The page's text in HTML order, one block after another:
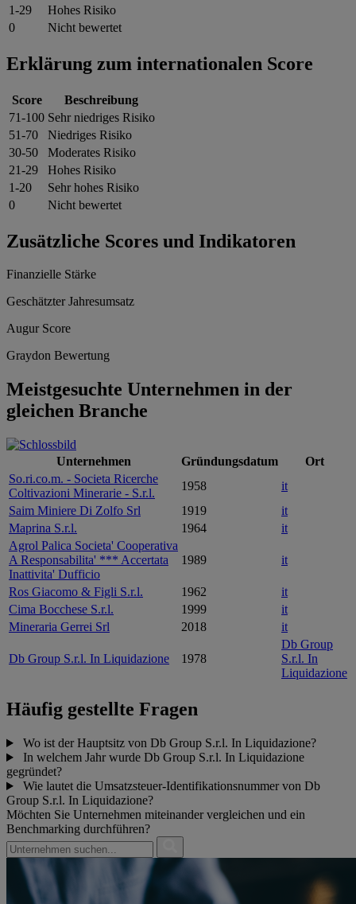
1-29
Hohes Risiko
0
Nicht bewertet
Erklärung zum internationalen Score
Score
Beschreibung
71-100 Sehr niedriges Risiko
51-70
Niedriges Risiko
30-50
Moderates Risiko
21-29
Hohes Risiko
1-20
Sehr hohes Risiko
0
Nicht bewertet
Zusätzliche Scores und Indikatoren
Finanzielle Stärke
Geschätzter Jahresumsatz
Augur Score
Graydon Bewertung
Meistgesuchte Unternehmen in der
gleichen Branche
Unternehmen Gründungsdatum
Ort
So.ri.co.m. - Societa Ricerche
Coltivazioni Minerarie - S.r.l.
1958
it
Saim Miniere Di Zolfo Srl
1919
it
Maprina S.r.l.
1964
it
Agrol Palica Societa' Cooperativa
A Responsabilita' *** Accertata
Inattivita' Dufficio
1989 it
Ros Giacomo & Figli S.r.l. 1962
it
Cima Bocchese S.r.l.
1999
it
Mineraria Gerrei Srl
2018 it
Db Group S.r.l. In Liquidazione 1978
Db Group
S.r.l. In
Liquidazione
Häufig gestellte Fragen
Wo ist der Hauptsitz von Db Group S.r.l. In Liquidazione?
In welchem Jahr wurde Db Group S.r.l. In Liquidazione
gegründet?
Wie lautet die Umsatzsteuer-Identifikationsnummer von Db
Group S.r.l. In Liquidazione?
Möchten Sie Unternehmen miteinander vergleichen und ein
Benchmarking durchführen?